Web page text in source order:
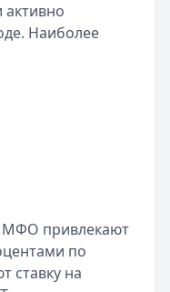
Наиболее
МФО привлекают
по
ставку на